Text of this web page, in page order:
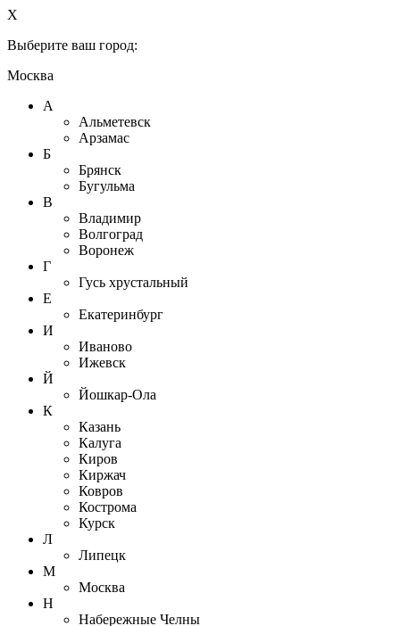
X
Выберите ваш город:
Москва
А
Альметевск
Арзамас
Б
Брянск
Бугульма
В
Владимир
Волгоград
Воронеж
Г
Гусь хрустальный
Е
Екатеринбург
И
Иваново
Ижевск
Й
Йошкар-Ола
К
Казань
Калуга
Киров
Киржач
Ковров
Кострома
Курск
Л
Липецк
М
Москва
Н
Набережные Челны